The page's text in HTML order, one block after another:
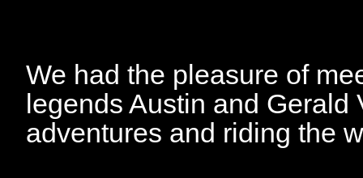
We had the pleasure of
legends Austin and Gerald
adventures and riding the